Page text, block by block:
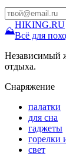
⛰
HIKING.RU
Всё для
Независимый
отдыха.
Снаряжение
палатки
для сна
гаджеты
горелки
свет